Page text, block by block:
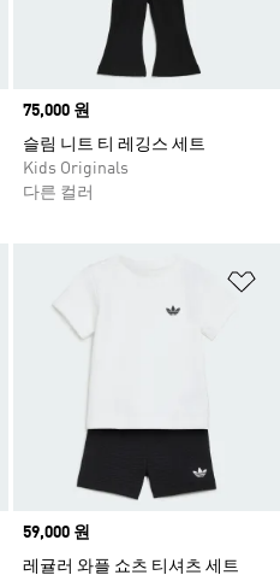
Price
75,000 원
슬림 니트 티 레깅스 세트
Kids Originals
다른 컬러
Price
59,000 원
레귤러 와플 쇼츠 티셔츠 세트